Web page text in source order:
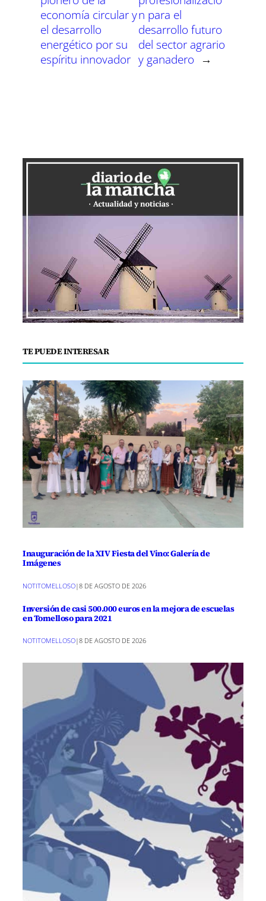
economía circular y
el desarrollo
energético por su
espíritu innovador
n para el
desarrollo futuro
del sector agrario
y ganadero →
TE PUEDE INTERESAR
Inauguración de la XIV Fiesta del Vino: Galería de
Imágenes
NOTITOMELLOSO|8 DE AGOSTO DE 2026
Inversión de casi 500.000 euros en la mejora de escuelas
en Tomelloso para 2021
NOTITOMELLOSO|8 DE AGOSTO DE 2026